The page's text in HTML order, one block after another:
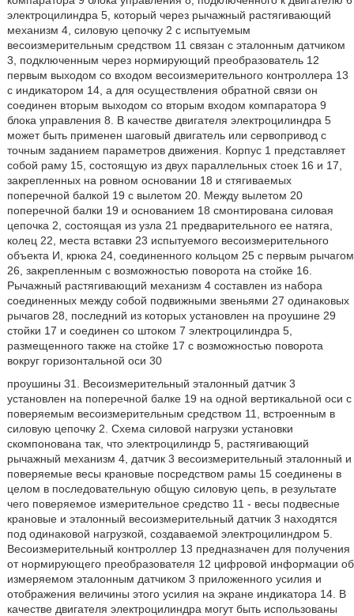
электроцилиндра 5, который через рычажный растягивающий
механизм 4, силовую цепочку 2 с испытуемым
весоизмерительным средством 11 связан с эталонным датчиком
3, подключенным через нормирующий преобразователь 12
первым выходом со входом весоизмерительного контроллера 13
с индикатором 14, а для осуществления обратной связи он
соединен вторым выходом со вторым входом компаратора 9
блока управления 8. В качестве двигателя электроцилиндра 5
может быть применен шаговый двигатель или сервопривод с
точным заданием параметров движения. Корпус 1 представляет
собой раму 15, состоящую из двух параллельных стоек 16 и 17,
закрепленных на ровном основании 18 и стягиваемых
поперечной балкой 19 с вылетом 20. Между вылетом 20
поперечной балки 19 и основанием 18 смонтирована силовая
цепочка 2, состоящая из узла 21 предварительного ее натяга,
колец 22, места вставки 23 испытуемого весоизмерительного
объекта И, крюка 24, соединенного кольцом 25 с первым рычагом
26, закрепленным с возможностью поворота на стойке 16.
Рычажный растягивающий механизм 4 составлен из набора
соединенных между собой подвижными звеньями 27 одинаковых
рычагов 28, последний из которых установлен на проушине 29
стойки 17 и соединен со штоком 7 электроцилиндра 5,
размещенного также на стойке 17 с возможностью поворота
вокруг горизонтальной оси 30
проушины 31. Весоизмерительный эталонный датчик 3
установлен на поперечной балке 19 на одной вертикальной оси с
поверяемым весоизмерительным средством 11, встроенным в
силовую цепочку 2. Схема силовой нагрузки установки
скомпонована так, что электроцилиндр 5, растягивающий
рычажный механизм 4, датчик 3 весоизмерительный эталонный и
поверяемые весы крановые посредством рамы 15 соединены в
целом в последовательную общую силовую цепь, в результате
чего поверяемое измерительное средство 11 - весы подвесные
крановые и эталонный весоизмерительный датчик 3 находятся
под одинаковой нагрузкой, создаваемой электроцилиндром 5.
Весоизмерительный контроллер 13 предназначен для получения
от нормирующего преобразователя 12 цифровой информации об
измеряемом эталонным датчиком 3 приложенного усилия и
отображения величины этого усилия на экране индикатора 14. В
качестве двигателя электроцилиндра могут быть использованы